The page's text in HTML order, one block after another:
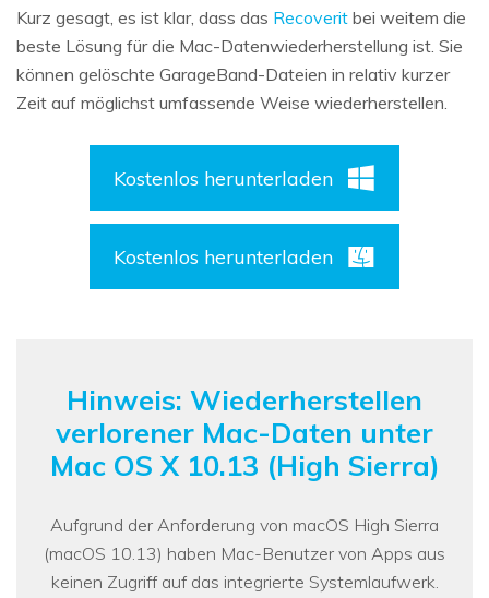
Kurz gesagt, es ist klar, dass das Recoverit bei weitem die
beste Lösung für die Mac-Datenwiederherstellung ist. Sie
können gelöschte GarageBand-Dateien in relativ kurzer
Zeit auf möglichst umfassende Weise wiederherstellen.
Kostenlos herunterladen
Kostenlos herunterladen
Hinweis: Wiederherstellen
verlorener Mac-Daten unter
Mac OS X 10.13 (High Sierra)
Aufgrund der Anforderung von macOS High Sierra
(macOS 10.13) haben Mac-Benutzer von Apps aus
keinen Zugriff auf das integrierte Systemlaufwerk.